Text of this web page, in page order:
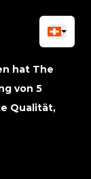
hat The
von 5
Qualität,